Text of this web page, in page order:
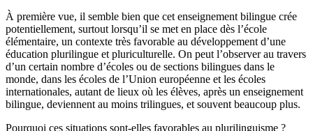
À première vue, il semble bien que cet enseignement bilingue crée
potentiellement, surtout lorsqu’il se met en place dès l’école
élémentaire, un contexte très favorable au développement d’une
éducation plurilingue et pluriculturelle. On peut l’observer au travers
d’un certain nombre d’écoles ou de sections bilingues dans le
monde, dans les écoles de l’Union européenne et les écoles
internationales, autant de lieux où les élèves, après un enseignement
bilingue, deviennent au moins trilingues, et souvent beaucoup plus.
Pourquoi ces situations sont-elles favorables au plurilinguisme ?